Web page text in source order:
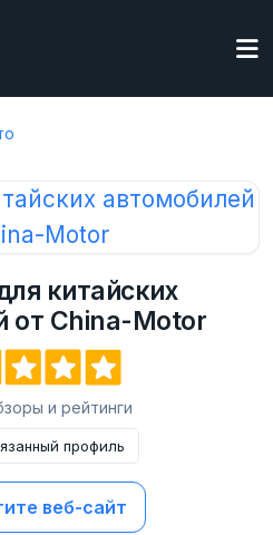
китайских
от China-Motor
и рейтинги
профиль
веб-сайт